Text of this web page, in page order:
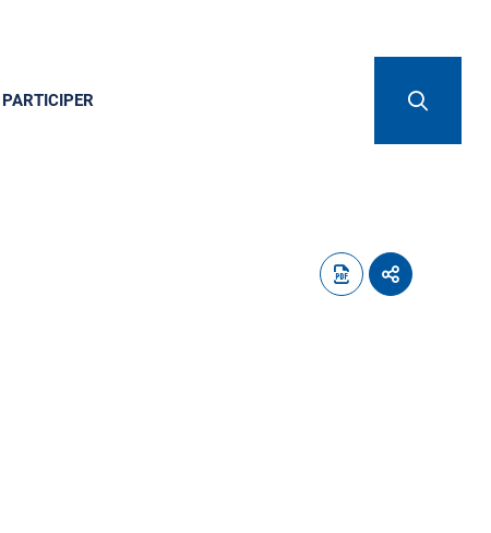
PARTICIPER